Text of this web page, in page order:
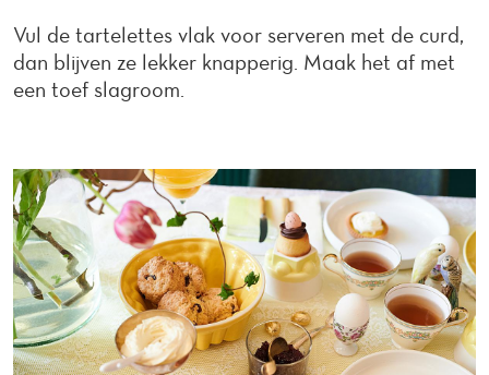
Vul de tartelettes vlak voor serveren met de curd,
dan blijven ze lekker knapperig. Maak het af met
een toef slagroom.